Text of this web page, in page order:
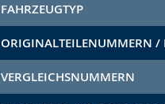
FAHRZEUGTYP
ORIGINALTEILENUMMERN /
VERGLEICHSNUMMERN